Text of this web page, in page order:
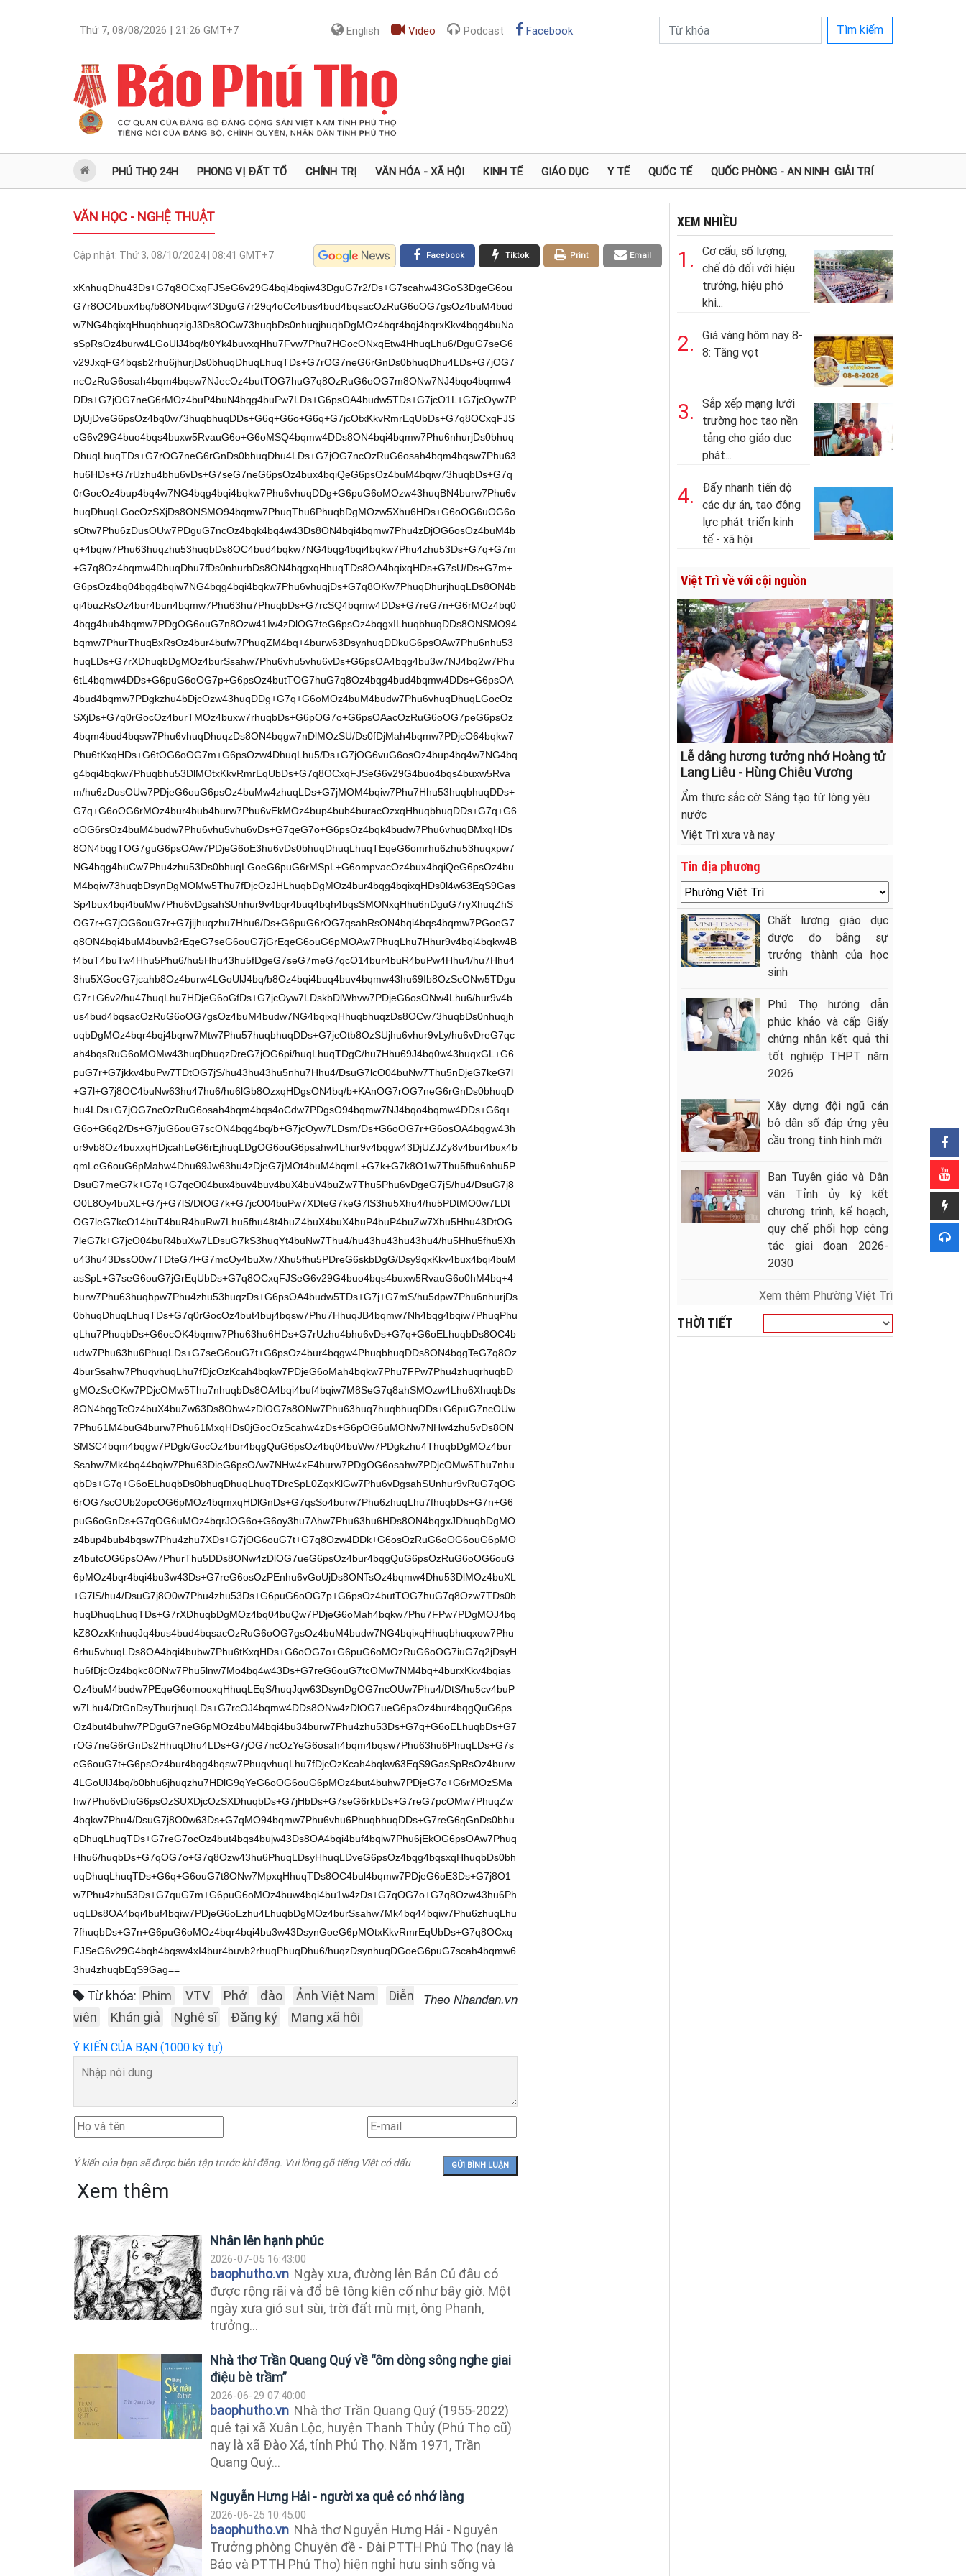
Thứ 7, 08/08/2026 | 21:26 GMT+7 English Video Podcast Facebook Tìm kiếm
PHÚ THỌ 24H PHONG VỊ ĐẤT TỔ CHÍNH TRỊ VĂN HÓA - XÃ HỘI KINH TẾ GIÁO DỤC Y TẾ QUỐC TẾ QUỐC PHÒNG - AN NINH GIẢI TRÍ
VĂN HỌC - NGHỆ THUẬT
Cập nhật: Thứ 3, 08/10/2024 | 08:41 GMT+7 Email
Print
Tiktok
Facebook
xKnhuqDhu43Ds+G7q8OCxqFJSeG6v29G4bqj4bqiw43DguG7r2/Ds+G7scahw43GoS3DgeG6ou
G7r8OC4bux4bq/b8ON4bqiw43DguG7r29q4oCc4bus4bud4bqsacOzRuG6oOG7gsOz4buM4bud
w7NG4bqixqHhuqbhuqzigJ3Ds8OCw73huqbDs0nhuqjhuqbDgMOz4bqr4bqj4bqrxKkv4bqg4buNa
sSpRsOz4burw4LGoUlJ4bq/b0Yk4buvxqHhu7Fvw7Phu7HGocONxqEtw4HhuqLhu6/DguG7seG6
v29JxqFG4bqsb2rhu6jhurjDs0bhuqDhuqLhuqTDs+G7rOG7neG6rGnDs0bhuqDhu4LDs+G7jOG7
ncOzRuG6osah4bqm4bqsw7NJecOz4butTOG7huG7q8OzRuG6oOG7m8ONw7NJ4bqo4bqmw4
DDs+G7jOG7neG6rMOz4buP4buN4bqg4buPw7LDs+G6psOA4budw5TDs+G7jcO1L+G7jcOyw7P
DjUjDveG6psOz4bq0w73huqbhuqDDs+G6q+G6o+G6q+G7jcOtxKkvRmrEqUbDs+G7q8OCxqFJS
eG6v29G4buo4bqs4buxw5RvauG6o+G6oMSQ4bqmw4DDs8ON4bqi4bqmw7Phu6nhurjDs0bhuq
DhuqLhuqTDs+G7rOG7neG6rGnDs0bhuqDhu4LDs+G7jOG7ncOzRuG6osah4bqm4bqsw7Phu63
hu6HDs+G7rUzhu4bhu6vDs+G7seG7neG6psOz4bux4bqiQeG6psOz4buM4bqiw73huqbDs+G7q
0rGocOz4bup4bq4w7NG4bqg4bqi4bqkw7Phu6vhuqDDg+G6puG6oMOzw43huqBN4burw7Phu6v
huqDhuqLGocOzSXjDs8ONSMO94bqmw7PhuqThu6PhuqbDgMOzw5Xhu6HDs+G6oOG6uOG6o
sOtw7Phu6zDusOUw7PDguG7ncOz4bqk4bq4w43Ds8ON4bqi4bqmw7Phu4zDjOG6osOz4buM4b
q+4bqiw7Phu63huqzhu53huqbDs8OC4bud4bqkw7NG4bqg4bqi4bqkw7Phu4zhu53Ds+G7q+G7m
+G7q8Oz4bqmw4DhuqDhu7fDs0nhurbDs8ON4bqgxqHhuqTDs8OA4bqixqHDs+G7sU/Ds+G7m+
G6psOz4bq04bqg4bqiw7NG4bqg4bqi4bqkw7Phu6vhuqjDs+G7q8OKw7PhuqDhurjhuqLDs8ON4b
qi4buzRsOz4bur4bun4bqmw7Phu63hu7PhuqbDs+G7rcSQ4bqmw4DDs+G7reG7n+G6rMOz4bq0
4bqg4bub4bqmw7PDgOG6ouG7n8Ozw41Iw4zDlOG7teG6psOz4bqgxILhuqbhuqDDs8ONSMO94
bqmw7PhurThuqBxRsOz4bur4bufw7PhuqZM4bq+4burw63DsynhuqDDkuG6psOAw7Phu6nhu53
huqLDs+G7rXDhuqbDgMOz4burSsahw7Phu6vhu5vhu6vDs+G6psOA4bqg4bu3w7NJ4bq2w7Phu
6tL4bqmw4DDs+G6puG6oOG7p+G6psOz4butTOG7huG7q8Oz4bqg4bud4bqmw4DDs+G6psOA
4bud4bqmw7PDgkzhu4bDjcOzw43huqDDg+G7q+G6oMOz4buM4budw7Phu6vhuqDhuqLGocOz
SXjDs+G7q0rGocOz4burTMOz4buxw7rhuqbDs+G6pOG7o+G6psOAacOzRuG6oOG7peG6psOz
4bqm4bud4bqsw7Phu6vhuqDhuqzDs8ON4bqgw7nDlMOzSU/Ds0fDjMah4bqmw7PDjcO64bqkw7
Phu6tKxqHDs+G6tOG6oOG7m+G6psOzw4DhuqLhu5/Ds+G7jOG6vuG6osOz4bup4bq4w7NG4bq
g4bqi4bqkw7Phuqbhu53DlMOtxKkvRmrEqUbDs+G7q8OCxqFJSeG6v29G4buo4bqs4buxw5Rva
m/hu6zDusOUw7PDjeG6ouG6psOz4buMw4zhuqLDs+G7jMOM4bqiw7Phu7Hhu53huqbhuqDDs+
G7q+G6oOG6rMOz4bur4bub4burw7Phu6vEkMOz4bup4bub4buracOzxqHhuqbhuqDDs+G7q+G6
oOG6rsOz4buM4budw7Phu6vhu5vhu6vDs+G7qeG7o+G6psOz4bqk4budw7Phu6vhuqBMxqHDs
8ON4bqgTOG7guG6psOAw7PDjeG6oE3hu6vDs0bhuqDhuqLhuqTEqeG6omrhu6zhu53huqxpw7
NG4bqg4buCw7Phu4zhu53Ds0bhuqLGoeG6puG6rMSpL+G6ompvacOz4bux4bqiQeG6psOz4bu
M4bqiw73huqbDsynDgMOMw5Thu7fDjcOzJHLhuqbDgMOz4bur4bqg4bqixqHDs0l4w63EqS9Gas
Sp4bux4bqi4buMw7Phu6vDgsahSUnhur9v4bqr4buq4bqh4bqsSMONxqHhu6nDguG7ryXhuqZhS
OG7r+G7jOG6ouG7r+G7jijhuqzhu7Hhu6/Ds+G6puG6rOG7qsahRsON4bqi4bqs4bqmw7PGoeG7
q8ON4bqi4buM4buvb2rEqeG7seG6ouG7jGrEqeG6ouG6pMOAw7PhuqLhu7Hhur9v4bqi4bqkw4B
f4buT4buTw4Hhu5Phu6/hu5Hhu43hu5fDgeG7seG7meG7qcO14bur4buR4buPw4Hhu4/hu7Hhu4
3hu5XGoeG7jcahb8Oz4burw4LGoUlJ4bq/b8Oz4bqi4buq4buv4bqmw43hu69Ib8OzScONw5TDgu
G7r+G6v2/hu47huqLhu7HDjeG6oGfDs+G7jcOyw7LDskbDlWhvw7PDjeG6osONw4Lhu6/hur9v4b
us4bud4bqsacOzRuG6oOG7gsOz4buM4budw7NG4bqixqHhuqbhuqzDs8OCw73huqbDs0nhuqjh
uqbDgMOz4bqr4bqj4bqrw7Mtw7Phu57huqbhuqDDs+G7jcOtb8OzSUjhu6vhur9vLy/hu6vDreG7qc
ah4bqsRuG6oMOMw43huqDhuqzDreG7jOG6pi/huqLhuqTDgC/hu7Hhu69J4bq0w43huqxGL+G6
puG7r+G7jkkv4buPw7TDtOG7jS/hu43hu43hu5nhu7Hhu4/DsuG7lcO04buNw7Thu5nDjeG7keG7l
+G7l+G7j8OC4buNw63hu47hu6/hu6lGb8OzxqHDgsON4bq/b+KAnOG7rOG7neG6rGnDs0bhuqD
hu4LDs+G7jOG7ncOzRuG6osah4bqm4bqs4oCdw7PDgsO94bqmw7NJ4bqo4bqmw4DDs+G6q+
G6o+G6q2/Ds+G7juG6ouG7scON4bqg4bq/b+G7jcOyw7LDsm/Ds+G6oOG7r+G6osOA4bqgw43h
ur9vb8Oz4buxxqHDjcahLeG6rEjhuqLDgOG6ouG6psahw4Lhur9v4bqgw43DjUZJZy8v4bur4bux4b
qmLeG6ouG6pMahw4Dhu69Jw63hu4zDjeG7jMOt4buM4bqmL+G7k+G7k8O1w7Thu5fhu6nhu5P
DsuG7meG7k+G7q+G7qcO04bux4buv4buv4buX4buV4buZw7Thu5Phu6vDgeG7jS/hu4/DsuG7j8
O0L8Oy4buXL+G7j+G7lS/DtOG7k+G7jcO04buPw7XDteG7keG7lS3hu5Xhu4/hu5PDtMO0w7LDt
OG7leG7kcO14buT4buR4buRw7Lhu5fhu48t4buZ4buX4buX4buP4buP4buZw7Xhu5Hhu43DtOG
7leG7k+G7jcO04buR4buXw7LDsuG7kS3huqYt4buNw7Thu4/hu43hu43hu43hu4/hu5Hhu5fhu5Xh
u43hu43DssO0w7TDteG7l+G7mcOy4buXw7Xhu5fhu5PDreG6skbDgG/Dsy9qxKkv4bux4bqi4buM
asSpL+G7seG6ouG7jGrEqUbDs+G7q8OCxqFJSeG6v29G4buo4bqs4buxw5RvauG6o0hM4bq+4
burw7Phu63huqhpw7Phu4zhu53huqzDs+G6psOA4budw5TDs+G7j+G7mS/hu5dpw7Phu6nhurjDs
0bhuqDhuqLhuqTDs+G7q0rGocOz4but4buj4bqsw7Phu7HhuqJB4bqmw7Nh4bqg4bqiw7PhuqPhu
qLhu7PhuqbDs+G6ocOK4bqmw7Phu63hu6HDs+G7rUzhu4bhu6vDs+G7q+G6oELhuqbDs8OC4b
udw7Phu63hu6PhuqLDs+G7seG6ouG7t+G6psOz4bur4bqgw4PhuqbhuqDDs8ON4bqgTeG7q8Oz
4burSsahw7PhuqvhuqLhu7fDjcOzKcah4bqkw7PDjeG6oMah4bqkw7Phu7FPw7Phu4zhuqrhuqbD
gMOzScOKw7PDjcOMw5Thu7nhuqbDs8OA4bqi4buf4bqiw7M8SeG7q8ahSMOzw4Lhu6XhuqbDs
8ON4bqgTcOz4buX4buZw63Ds8Ohw4zDlOG7s8ONw7Phu63huq7huqbhuqDDs+G6puG7ncOUw
7Phu61M4buG4burw7Phu61MxqHDs0jGocOzScahw4zDs+G6pOG6uMONw7NHw4zhu5vDs8ON
SMSC4bqm4bqgw7PDgk/GocOz4bur4bqgQuG6psOz4bq04buWw7PDgkzhu4ThuqbDgMOz4bur
Ssahw7Mk4bq44bqiw7Phu63DieG6psOAw7NHw4xF4burw7PDgOG6osahw7PDjcOMw5Thu7nhu
qbDs+G7q+G6oELhuqbDs0bhuqDhuqLhuqTDrcSpL0ZqxKlGw7Phu6vDgsahSUnhur9vRuG7qOG
6rOG7scOUb2opcOG6pMOz4bqmxqHDlGnDs+G7qsSo4burw7Phu6zhuqLhu7fhuqbDs+G7n+G6
puG6oGnDs+G7qOG6uMOz4bqrJOG6o+G6oy3hu7Ahw7Phu63hu6HDs8ON4bqgxJDhuqbDgMO
z4bup4bub4bqsw7Phu4zhu7XDs+G7jOG6ouG7t+G7q8Ozw4DDk+G6osOzRuG6oOG6ouG6pMO
z4butcOG6psOAw7PhurThu5DDs8ONw4zDlOG7ueG6psOz4bur4bqgQuG6psOzRuG6oOG6ouG
6pMOz4bqr4bqi4bu3w43Ds+G7reG6osOzPEnhu6vGoUjDs8ONTsOz4bqmw4Dhu53DlMOz4buXL
+G7lS/hu4/DsuG7j8O0w7Phu4zhu53Ds+G6puG6oOG7p+G6psOz4butTOG7huG7q8Ozw7TDs0b
huqDhuqLhuqTDs+G7rXDhuqbDgMOz4bq04buQw7PDjeG6oMah4bqkw7Phu7FPw7PDgMOJ4bq
kZ8OzxKnhuqJq4bus4bud4bqsacOzRuG6oOG7gsOz4buM4budw7NG4bqixqHhuqbhuqxow7Phu
6rhu5vhuqLDs8OA4bqi4bubw7Phu6tKxqHDs+G6oOG7o+G6puG6oMOzRuG6oOG7iuG7q2jDsyH
hu6fDjcOz4bqkc8ONw7Phu5lnw7Mo4bq4w43Ds+G7reG6ouG7tcOMw7NM4bq+4burxKkv4bqias
Oz4buM4budw7PEqeG6omooxqHhuqLEqS/huqJqw63DsynDgOG7ncOUw7Phu4/DtS/hu5cv4buP
w7Lhu4/DtGnDsyThurjhuqLDs+G7rcOJ4bqmw4DDs8ONw4zDlOG7ueG6psOz4bur4bqgQuG6ps
Oz4but4buhw7PDguG7neG6pMOz4buM4bqi4bu34burw7Phu4zhu53Ds+G7q+G6oELhuqbDs+G7
rOG7neG6rGnDs2HhuqDhu4LDs+G7jOG7ncOzYeG6osah4bqm4bqsw7Phu63hu6PhuqLDs+G7s
eG6ouG7t+G6psOz4bur4bqg4bqsw7PhuqvhuqLhu7fDjcOzKcah4bqkw63EqS9GasSpRsOz4burw
4LGoUlJ4bq/b0bhu6jhuqzhu7HDlG9qYeG6oOG6ouG6pMOz4but4buhw7PDjeG7o+G6rMOzSMa
hw7Phu6vDiuG6psOzSUXDjcOzSXDhuqbDs+G7jHbDs+G7seG6rkbDs+G7reG7pcOMw7PhuqZw
4bqkw7Phu4/DsuG7j8O0w63Ds+G7qMO94bqmw7Phu6vhu6PhuqbhuqDDs+G7reG6qGnDs0bhu
qDhuqLhuqTDs+G7reG7ocOz4but4bqs4bujw43Ds8OA4bqi4buf4bqiw7Phu6jEkOG6psOAw7Phuq
Hhu6/huqbDs+G7qOG7o+G7q8Ozw43hu6PhuqLDsyHhuqLDveG6psOz4bqg4bqsxqHhuqbDs0bh
uqDhuqLhuqTDs+G6q+G6ouG7t8ONw7MpxqHhuqTDs8OC4bul4bqmw7PDjeG6oE3Ds+G7j8O1
w7Phu4zhu53Ds+G7quG7m+G6puG6oMOz4buw4bqi4bu1w4zDs+G7qOG7o+G7q8Ozw43hu6Ph
uqLDs8OA4bqi4buf4bqiw7PDjeG6oEzhu4LhuqbDgMOz4burSsahw7Mk4bq44bqiw7Phu6zhuqLhu
7fhuqbDs+G7n+G6puG6oMOz4bqr4bqi4bu3w43DsynGoeG6pMOtxKkvRmrEqUbDs+G7q8OCxq
FJSeG6v29G4bqh4bqsw4xI4bur4buvb2rhuqPhuqDhu6/huqzDsynhuqDGoeG6puG7scah4bqmw6
3hu4zhuqbEqS9Gag==
Theo Nhandan.vn
Từ khóa: Phim VTV Phở đào Ảnh Việt Nam
Diễn
viên
Khán giả Nghệ sĩ Đăng ký Mạng xã hội
Ý KIẾN CỦA BẠN (1000 ký tự)
Ý kiến của bạn sẽ được biên tập trước khi đăng. Vui lòng gõ tiếng Việt có dấu
Xem thêm
Nhân lên hạnh phúc
2026-07-05 16:43:00
baophutho.vn Ngày xưa, đường lên Bản Củ đâu có
được rộng rãi và đổ bê tông kiên cố như bây giờ. Một
ngày xưa gió sụt sùi, trời đất mù mịt, ông Phanh,
trưởng...
Nhà thơ Trần Quang Quý về “ôm dòng sông nghe giai
điệu bè trầm”
2026-06-29 07:40:00
baophutho.vn Nhà thơ Trần Quang Quý (1955-2022)
quê tại xã Xuân Lộc, huyện Thanh Thủy (Phú Thọ cũ)
nay là xã Đào Xá, tỉnh Phú Thọ. Năm 1971, Trần
Quang Quý...
Nguyễn Hưng Hải - người xa quê có nhớ làng
2026-06-25 10:45:00
baophutho.vn Nhà thơ Nguyễn Hưng Hải - Nguyên
Trưởng phòng Chuyên đề - Đài PTTH Phú Thọ (nay là
Báo và PTTH Phú Thọ) hiện nghỉ hưu sinh sống và
XEM NHIỀU
1.
Cơ cấu, số lượng,
chế độ đối với hiệu
trưởng, hiệu phó
khi...
2.
Giá vàng hôm nay 8-
8: Tăng vọt
3.
Sắp xếp mạng lưới
trường học tạo nền
tảng cho giáo dục
phát...
4.
Đẩy nhanh tiến độ
các dự án, tạo động
lực phát triển kinh
tế - xã hội
Việt Trì về với cội nguồn
Lễ dâng hương tưởng nhớ Hoàng tử
Lang Liêu - Hùng Chiêu Vương
Ẩm thực sắc cờ: Sáng tạo từ lòng yêu
nước
Việt Trì xưa và nay
Tin địa phương
Chất lượng giáo dục
được đo bằng sự
trưởng thành của học
sinh
Phú Thọ hướng dẫn
phúc khảo và cấp Giấy
chứng nhận kết quả thi
tốt nghiệp THPT năm
2026
Xây dựng đội ngũ cán
bộ dân số đáp ứng yêu
cầu trong tình hình mới
Ban Tuyên giáo và Dân
vận Tỉnh ủy ký kết
chương trình, kế hoạch,
quy chế phối hợp công
tác giai đoạn 2026-
2030
Xem thêm Phường Việt Trì
THỜI TIẾT